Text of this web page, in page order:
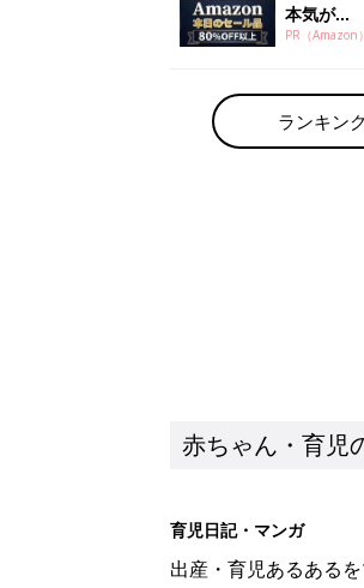
本気が...
PR（Amazon）
ランキン
赤ちゃん・育児
育児日記・マンガ
出産・育児あるある